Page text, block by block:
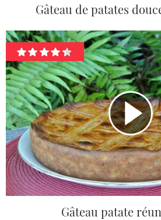
Gâteau de patates
Gâteau patate